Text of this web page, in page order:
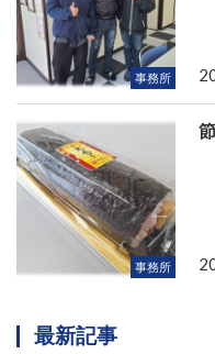
事務所
事務所
最新記事